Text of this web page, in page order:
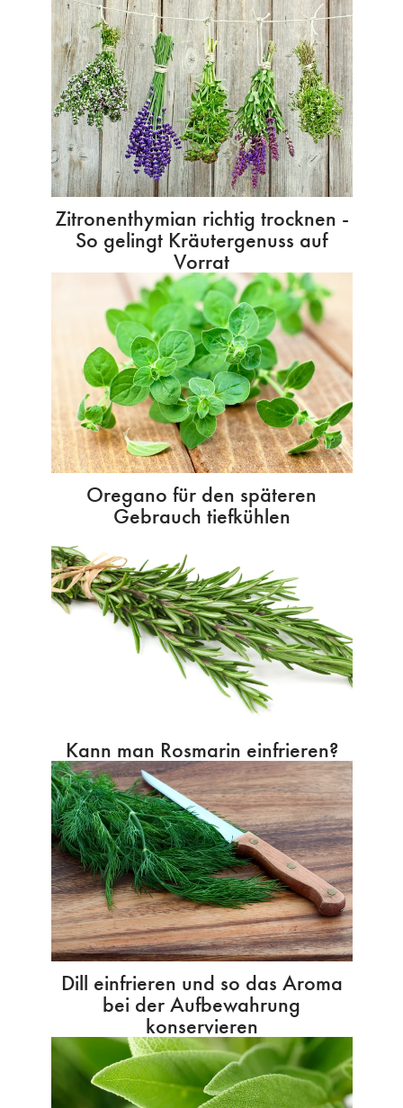
Zitronenthymian richtig trocknen -
So gelingt Kräutergenuss auf
Vorrat
Oregano für den späteren
Gebrauch tiefkühlen
Kann man Rosmarin einfrieren?
Dill einfrieren und so das Aroma
bei der Aufbewahrung
konservieren